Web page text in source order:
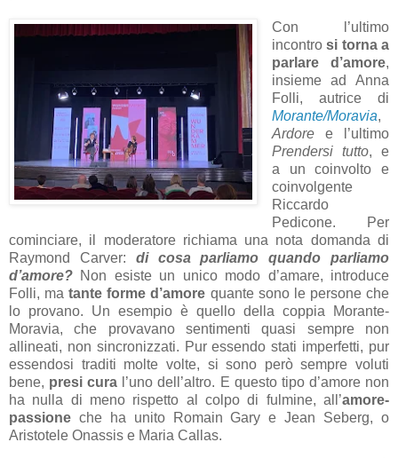
Con l’ultimo
incontrosi torna a
parlare d’amore,
insieme ad Anna
Folli, autrice di
Morante/Moravia,
Ardoree l’ultimo
Prendersi tutto, e
a un coinvolto e
coinvolgente
Riccardo
Pedicone. Per
cominciare, il moderatore richiama una nota domanda di
Raymond Carver: di cosa parliamo quando parliamo
d’amore? Non esiste un unico modo d’amare, introduce
Folli, matante forme d’amore quante sono le persone che
lo provano. Un esempio è quello della coppia Morante-
Moravia, che provavano sentimenti quasi sempre non
allineati, non sincronizzati. Pur essendo stati imperfetti, pur
essendosi traditi molte volte, si sono però sempre voluti
bene, presi cura l’uno dell’altro. E questo tipo d’amore non
ha nulla di meno rispetto al colpo di fulmine, all’amore-
passione che ha unito Romain Gary e Jean Seberg, o
Aristotele Onassis e Maria Callas.